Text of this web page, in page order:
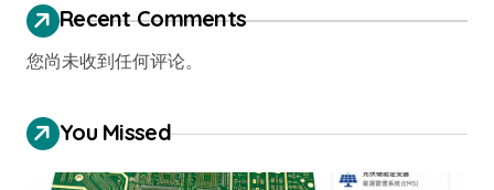
Recent Comments
您尚未收到任何评论。
You Missed